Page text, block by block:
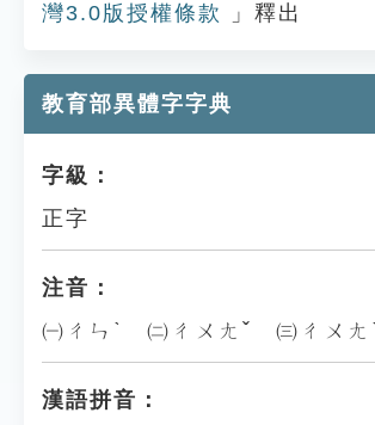
灣3.0版授權條款
」釋出
教育部異體字字典
字級：
正字
注音：
㈠ㄔㄣˋ ㈡ㄔㄨㄤˇ ㈢ㄔㄨㄤˋ
漢語拼音：